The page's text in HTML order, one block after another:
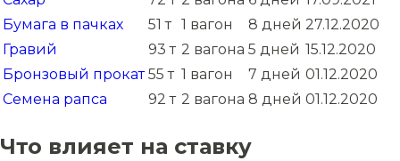
Бумага в пачках
51 т 1 вагон 8 дней 27.12.2020
Гравий
93 т 2 вагона 5 дней 15.12.2020
Бронзовый прокат 55 т 1 вагон 7 дней 01.12.2020
Семена рапса
92 т 2 вагона 8 дней 01.12.2020
Что влияет на ставку